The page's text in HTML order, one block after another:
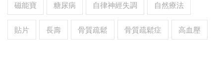
磁能寶 糖尿病 自律神經失調 自然療法
貼片 長壽 骨質疏鬆 骨質疏鬆症 高血壓